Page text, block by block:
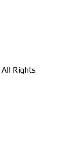
All Rights